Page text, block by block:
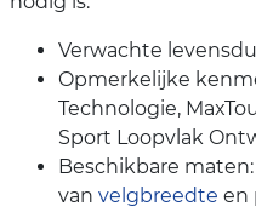
Verwachte
Opmerkelijke
Technologie,
Sport Loopvlak
Beschikbare
van velgbreedte en